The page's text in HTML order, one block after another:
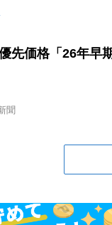
先価格「26年早
聞